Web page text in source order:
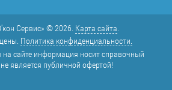
Сервис» © 2026. Карта сайта
Политика конфиденциальности.
на сайте информация носит справочный
является публичной офертой!